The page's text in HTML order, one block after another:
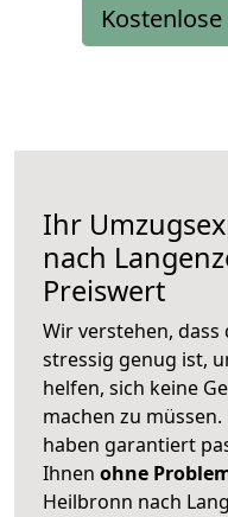
Ihr
nach
Preiswert
Wir verstehen,
stressig genug ist,
helfen, sich keine
machen zu
haben garantiert
Ihnen ohne
Heilbronn nach